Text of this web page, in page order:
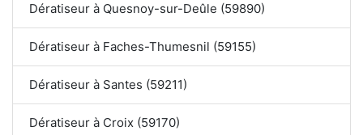
Dératiseur à Quesnoy-sur-Deûle (59890)
Dératiseur à Faches-Thumesnil (59155)
Dératiseur à Santes (59211)
Dératiseur à Croix (59170)